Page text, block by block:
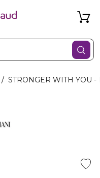
STRONGER WITH YOU